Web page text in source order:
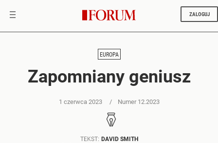
ZALOGUJ
TEKST: DAVID SMITH
EUROPA
Zapomniany geniusz
1 czerwca 2023 Numer 12.2023